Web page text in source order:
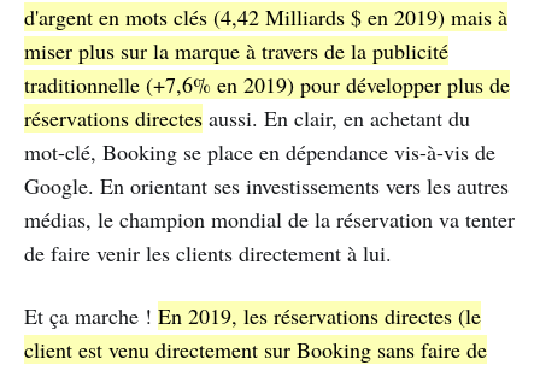
d'argent en mots clés (4,42 Milliards $ en 2019) mais à
miser plus sur la marque à travers de la publicité
traditionnelle (+7,6% en 2019) pour développer plus de
réservations directes aussi. En clair, en achetant du
mot-clé, Booking se place en dépendance vis-à-vis de
Google. En orientant ses investissements vers les autres
médias, le champion mondial de la réservation va tenter
de faire venir les clients directement à lui.
Et ça marche ! En 2019, les réservations directes (le
client est venu directement sur Booking sans faire de